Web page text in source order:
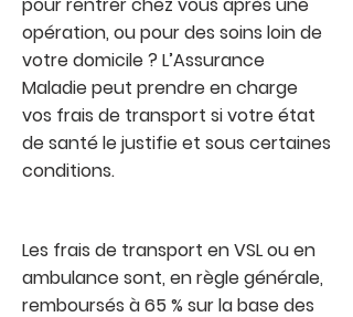
opération, ou pour des soins loin de
votre domicile ? L’Assurance
Maladie peut prendre en charge
vos frais de transport si votre état
de santé le justifie et sous certaines
conditions.
Les frais de transport en VSL ou en
ambulance sont, en règle générale,
remboursés à 65 % sur la base des